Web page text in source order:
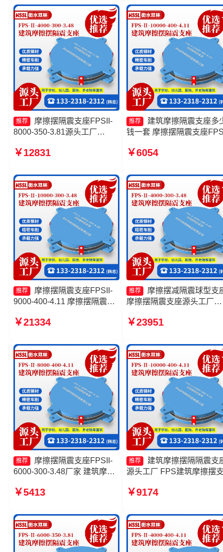
生产厂家
推荐
摩擦摆隔震支座FPSII-
8000-350-3.81源头工厂
厂家 摩擦摆支座定制 摩擦摆
3.48生产厂家
￥12831
推荐
建筑摩擦隔震支座多
钱一套 摩擦摆隔震支座
复摆隔震支座生产厂家 摩
4.11生产厂家
￥6054
推荐
摩擦摆隔震支座FPSII-
9000-400-4.11 摩擦摆隔震支
厂家 建筑减隔震摩擦摆支座生
产厂家
￥21334
推荐
摩擦摆减隔震球型支
摩擦摆隔震支座源头工厂
摩擦摆隔震支座FPSII-
￥23951
推荐
摩擦摆隔震支座FPSII-
6000-300-3.48厂家 建筑摩擦
摩擦复摆隔震支座 摩擦摆隔震
￥5413
推荐
建筑摩擦摆隔隔震支
源头工厂 FPS建筑摩擦摆
400-4.11源头工厂 摩擦摆
产厂家
￥9174